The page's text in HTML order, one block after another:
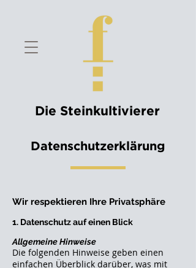
Die Steinkultivierer
Datenschutzerklärung
Wir respektieren Ihre Privatsphäre
1. Datenschutz auf einen Blick
Allgemeine Hinweise
Die folgenden Hinweise geben einen
einfachen Überblick darüber, was mit